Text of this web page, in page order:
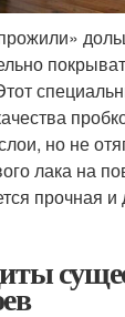
но не
лака на
прочная и